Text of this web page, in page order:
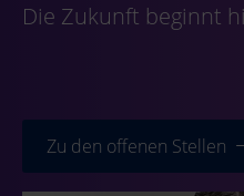
Die Zukunft beginnt
Zu den offenen Stellen